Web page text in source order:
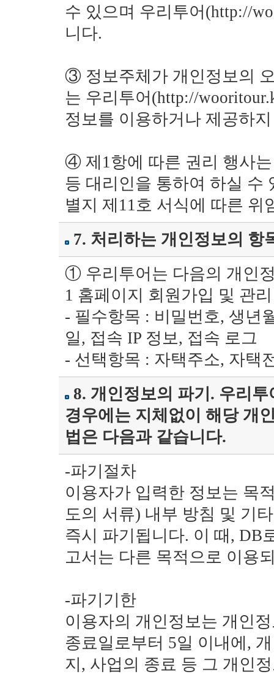
수 있으며 우리투어(http://
니다.
③ 정보주체가 개인정보의
는 우리투어(http://
정보를 이용하거나 제공하
④ 제1항에 따른 권리 행사
등 대리인을 통하여 하실 수
별지 제11호 서식에 따른 위
7. 처리하는 개인정보의 항
① 우리투어는 다음의 개인
1 홈페이지 회원가입 및 관리
- 필수항목 : 비밀번호, 생년
일, 접속 IP 정보, 접속 로그
- 선택항목 : 자택주소, 자택
8. 개인정보의 파기. 우리
경우에는 지체없이 해당 개
법은 다음과 같습니다.
-파기절차
이용자가 입력한 정보는 목
도의 서류) 내부 방침 및 기
즉시 파기됩니다. 이 때, DB
고서는 다른 목적으로 이용
-파기기한
이용자의 개인정보는 개인
종료일로부터 5일 이내에,
지, 사업의 종료 등 그 개인